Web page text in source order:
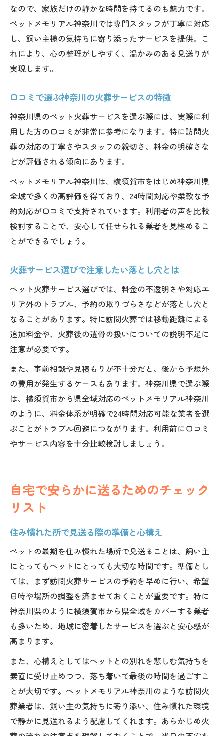
なので、家族だけの静かな時間を持てるのも魅力です。
ペットメモリアル神奈川では専門スタッフが丁寧に対応
し、飼い主様の気持ちに寄り添ったサービスを提供。こ
れにより、心の整理がしやすく、温かみのある見送りが
実現します。
口コミで選ぶ神奈川の火葬サービスの特徴
神奈川県のペット火葬サービスを選ぶ際には、実際に利
用した方の口コミが非常に参考になります。特に訪問火
葬の対応の丁寧さやスタッフの親切さ、料金の明確さな
どが評価される傾向にあります。
ペットメモリアル神奈川は、横須賀市をはじめ神奈川県
全域で多くの高評価を得ており、24時間対応や柔軟な予
約対応が口コミで支持されています。利用者の声を比較
検討することで、安心して任せられる業者を見極めるこ
とができるでしょう。
火葬サービス選びで注意したい落とし穴とは
ペット火葬サービス選びでは、料金の不透明さや対応エ
リア外のトラブル、予約の取りづらさなどが落とし穴と
なることがあります。特に訪問火葬では移動距離による
追加料金や、火葬後の遺骨の扱いについての説明不足に
注意が必要です。
また、事前相談や見積もりが不十分だと、後から予想外
の費用が発生するケースもあります。神奈川県で選ぶ際
は、横須賀市から県全域対応のペットメモリアル神奈川
のように、料金体系が明確で24時間対応可能な業者を選
ぶことがトラブル回避につながります。利用前に口コミ
やサービス内容を十分比較検討しましょう。
自宅で安らかに送るためのチェック
リスト
住み慣れた所で見送る際の準備と心構え
ペットの最期を住み慣れた場所で見送ることは、飼い主
にとってもペットにとっても大切な時間です。準備とし
ては、まず訪問火葬サービスの予約を早めに行い、希望
日時や場所の調整を済ませておくことが重要です。特に
神奈川県のように横須賀市から県全域をカバーする業者
も多いため、地域に密着したサービスを選ぶと安心感が
高まります。
また、心構えとしてはペットとの別れを悲しむ気持ちを
素直に受け止めつつ、落ち着いて最後の時間を過ごすこ
とが大切です。ペットメモリアル神奈川のような訪問火
葬業者は、飼い主の気持ちに寄り添い、住み慣れた環境
で静かに見送れるよう配慮してくれます。あらかじめ火